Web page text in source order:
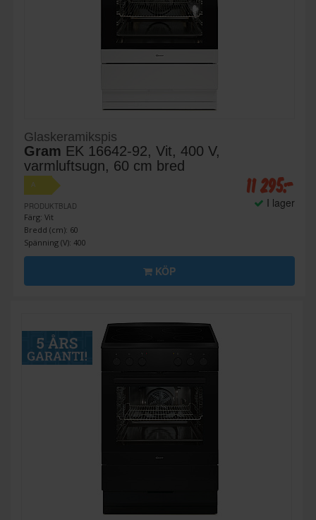
Glaskeramikspis
Gram EK 16642-92, Vit, 400 V,
varmluftsugn, 60 cm bred
A
PRODUKTBLAD
Färg: Vit
Bredd (cm): 60
Spänning (V): 400
11 295:-
I lager
KÖP